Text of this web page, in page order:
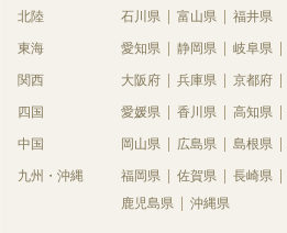
北陸 石川県 富山県 福井県
東海 愛知県 静岡県 岐阜県
関西 大阪府 兵庫県 京都府
四国 愛媛県 香川県 高知県
中国 岡山県 広島県 島根県
九州・沖縄 福岡県 佐賀県 長崎県
鹿児島県
沖縄県